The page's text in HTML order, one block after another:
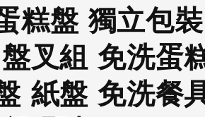
糕盤 獨立包
叉組 免洗蛋
紙盤 免洗餐